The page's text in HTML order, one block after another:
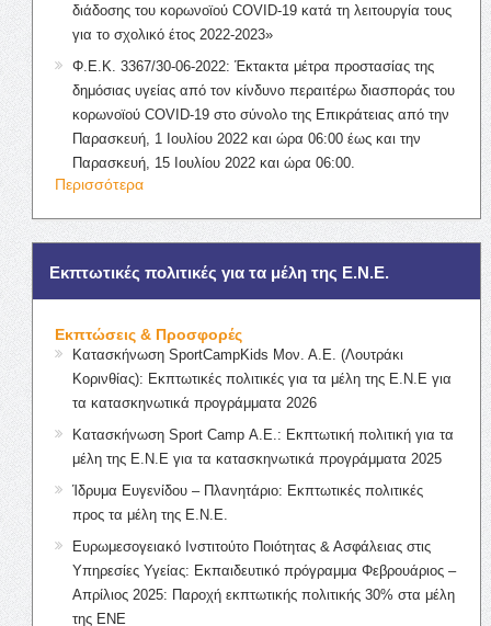
διάδοσης του κορωνοϊού COVID-19 κατά τη λειτουργία τους
για το σχολικό έτος 2022-2023»
Φ.Ε.Κ. 3367/30-06-2022: Έκτακτα μέτρα προστασίας της
δημόσιας υγείας από τον κίνδυνο περαιτέρω διασποράς του
κορωνοϊού COVID-19 στο σύνολο της Επικράτειας από την
Παρασκευή, 1 Ιουλίου 2022 και ώρα 06:00 έως και την
Παρασκευή, 15 Ιουλίου 2022 και ώρα 06:00.
Περισσότερα
Εκπτωτικές πολιτικές για τα μέλη της Ε.Ν.Ε.
Εκπτώσεις & Προσφορές
Κατασκήνωση SportCampKids Μον. Α.Ε. (Λουτράκι
Κορινθίας): Εκπτωτικές πολιτικές για τα μέλη της Ε.Ν.Ε για
τα κατασκηνωτικά προγράμματα 2026
Κατασκήνωση Sport Camp Α.Ε.: Εκπτωτική πολιτική για τα
μέλη της Ε.Ν.Ε για τα κατασκηνωτικά προγράμματα 2025
Ίδρυμα Ευγενίδου – Πλανητάριο: Εκπτωτικές πολιτικές
προς τα μέλη της Ε.Ν.Ε.
Ευρωμεσογειακό Ινστιτούτο Ποιότητας & Ασφάλειας στις
Υπηρεσίες Υγείας: Εκπαιδευτικό πρόγραμμα Φεβρουάριος –
Απρίλιος 2025: Παροχή εκπτωτικής πολιτικής 30% στα μέλη
της ΕΝΕ